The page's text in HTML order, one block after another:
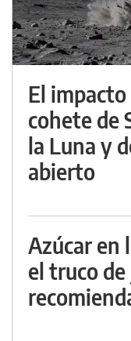
El
cohete de
la Luna y
abierto
Azúcar en
el truco